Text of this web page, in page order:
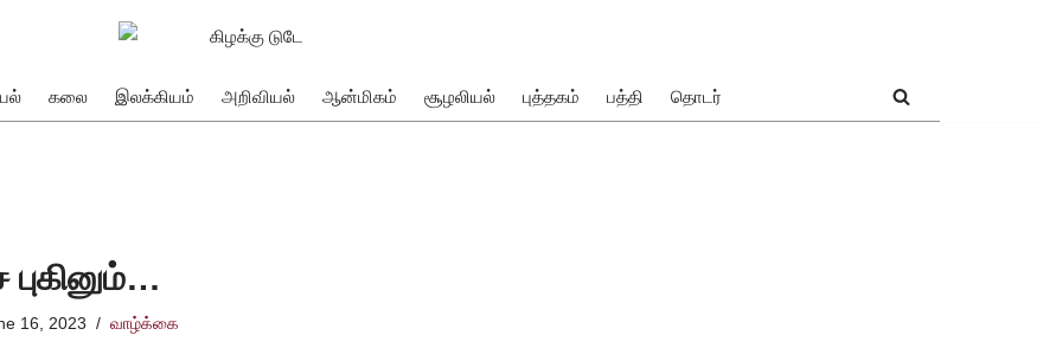
கலை இலக்கியம் அறிவியல் ஆன்மிகம் சூழலியல் புத்தகம் பத்தி தொடர்
16, 2023 வாழ்க்கை